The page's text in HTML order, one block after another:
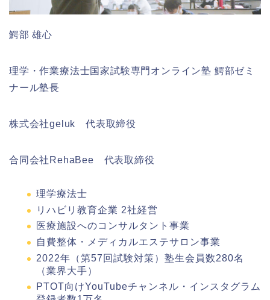
鰐部 雄心
理学・作業療法士国家試験専門オンライン塾 鰐部ゼミ
ナール塾長
株式会社geluk 代表取締役
合同会社RehaBee 代表取締役
理学療法士
リハビリ教育企業 2社経営
医療施設へのコンサルタント事業
自費整体・メディカルエステサロン事業
2022年（第57回試験対策）塾生会員数280名
（業界大手）
PTOT向けYouTubeチャンネル・インスタグラム